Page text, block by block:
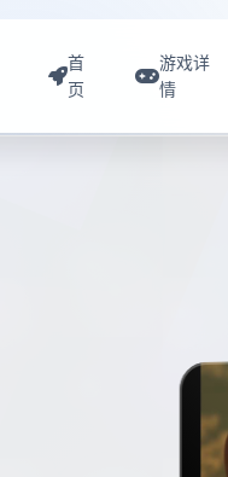
首
页
游戏详
情